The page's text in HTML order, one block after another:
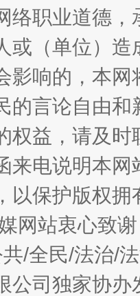
三轮上
络职业道德
或（单位）
影响的，本
的言论自由
权益，请及
来电说明本
以保护版权
网站衷心致
/全民/法治/
公司独家协